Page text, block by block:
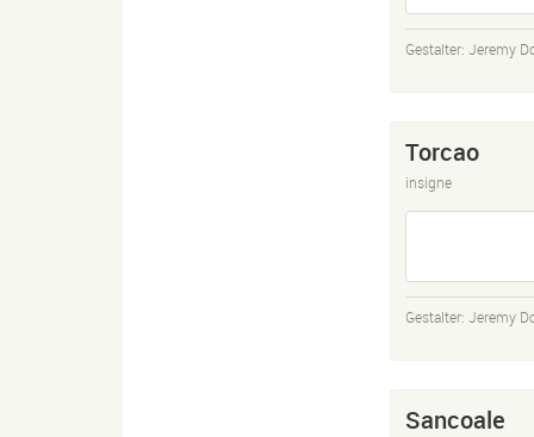
Gestalter: Jeremy
Torcao
insigne
Gestalter: Jeremy
Sancoale